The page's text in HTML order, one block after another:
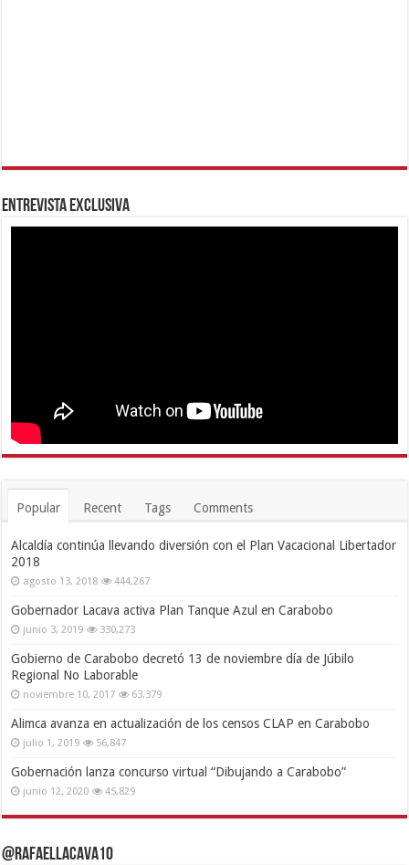
Entrevista Exclusiva
Popular Recent Tags Comments
Alcaldía continúa llevando diversión con el Plan Vacacional Libertador
2018
agosto 13, 2018 444,267
Gobernador Lacava activa Plan Tanque Azul en Carabobo
junio 3, 2019 330,273
Gobierno de Carabobo decretó 13 de noviembre día de Júbilo
Regional No Laborable
noviembre 10, 2017 63,379
Alimca avanza en actualización de los censos CLAP en Carabobo
julio 1, 2019 56,847
Gobernación lanza concurso virtual “Dibujando a Carabobo”
junio 12, 2020 45,829
@RafaelLacava10